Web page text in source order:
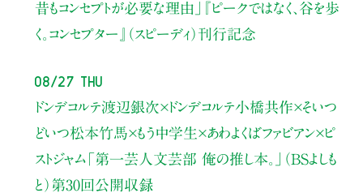
昔もコンセプトが必要な理由」
『ピークではなく、谷を歩
く。コンセプター』（スピーディ）刊行記念
08/27 Thu
ドンデコルテ渡辺銀次×ドンデコルテ小橋共作×そいつ
どいつ松本竹馬×もう中学生×あわよくばファビアン×ピ
ストジャム「第一芸人文芸部 俺の推し本。」（BSよしも
と） 第30回公開収録